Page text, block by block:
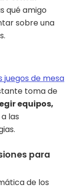
qué amigo
sobre una
juegos de mesa
toma de
equipos,
las
para
de los